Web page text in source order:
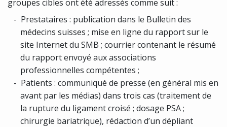
groupes cibles ont été adressés comme suit:
Prestataires : publication dans le Bulletin des
médecins suisses ; mise en ligne du rapport sur le
site Internet du SMB ; courrier contenant le résumé
du rapport envoyé aux associations
professionnelles compétentes ;
Patients : communiqué de presse (en général mis en
avant par les médias) dans trois cas (traitement de
la rupture du ligament croisé ; dosage PSA ;
chirurgie bariatrique), rédaction d’un dépliant